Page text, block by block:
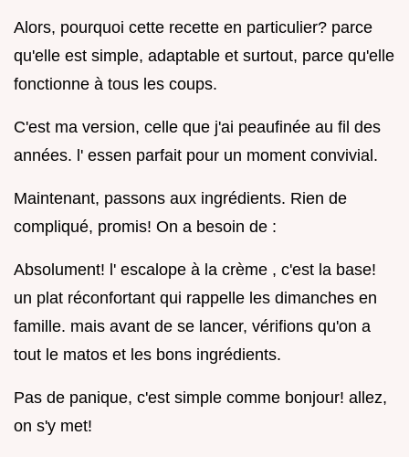
Alors, pourquoi cette recette en particulier? parce
qu'elle est simple, adaptable et surtout, parce qu'elle
fonctionne à tous les coups.
C'est ma version, celle que j'ai peaufinée au fil des
années. l' essen parfait pour un moment convivial.
Maintenant, passons aux ingrédients. Rien de
compliqué, promis! On a besoin de :
Absolument! l' escalope à la crème , c'est la base!
un plat réconfortant qui rappelle les dimanches en
famille. mais avant de se lancer, vérifions qu'on a
tout le matos et les bons ingrédients.
Pas de panique, c'est simple comme bonjour! allez,
on s'y met!